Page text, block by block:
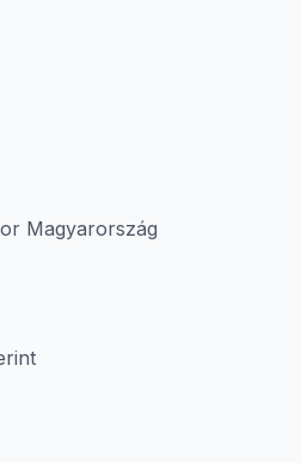
Magyarország